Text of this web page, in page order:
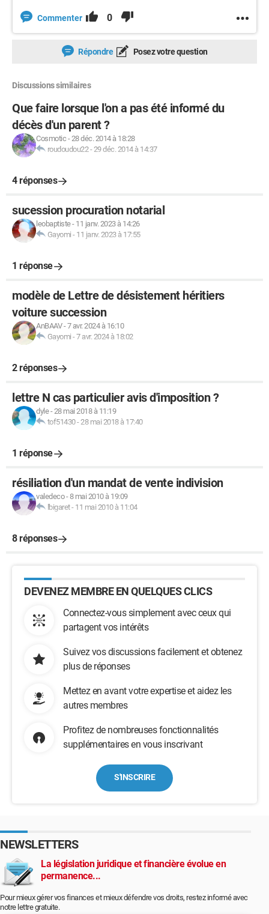
Commenter 0
Répondre Posez votre question
Discussions similaires
Que faire lorsque l'on a pas été informé du
décès d'un parent ?
Cosmotic -28 déc. 2014 à 18:28
roudoudou22-29 déc. 2014 à 14:37
4 réponses
sucession procuration notarial
leobaptiste- 11 janv. 2023 à 14:26
Gayomi - 11 janv. 2023 à 17:55
1 réponse
modèle de Lettre de désistement héritiers
voiture succession
AnBAAV-7 avr. 2024 à 16:10
Gayomi -7 avr. 2024 à 18:02
2 réponses
lettre N cas particulier avis d'imposition ?
dyle-28 mai 2018 à 11:19
tof51430-28 mai 2018 à 17:40
1 réponse
résiliation d'un mandat de vente indivision
valedeco-8 mai 2010 à 19:09
lbigaret- 11 mai 2010 à 11:04
8 réponses
DEVENEZ MEMBRE EN QUELQUES CLICS
Connectez-vous simplement avec ceux qui
partagent vos intérêts
Suivez vos discussions facilement et obtenez
plus de réponses
Mettez en avant votre expertise et aidez les
autres membres
Profitez de nombreuses fonctionnalités
supplémentaires en vous inscrivant
S'INSCRIRE
NEWSLETTERS
La législation juridique et financière évolue en
permanence...
Pour mieux gérer vos finances et mieux défendre vos droits, restez informé avec
notre lettre gratuite.